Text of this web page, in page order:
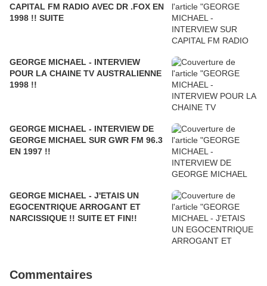
CAPITAL FM RADIO AVEC DR .FOX EN
1998 !! SUITE
GEORGE MICHAEL - INTERVIEW
POUR LA CHAINE TV AUSTRALIENNE
1998 !!
GEORGE MICHAEL - INTERVIEW DE
GEORGE MICHAEL SUR GWR FM 96.3
EN 1997 !!
GEORGE MICHAEL - J'ETAIS UN
EGOCENTRIQUE ARROGANT ET
NARCISSIQUE !! SUITE ET FIN!!
Commentaires